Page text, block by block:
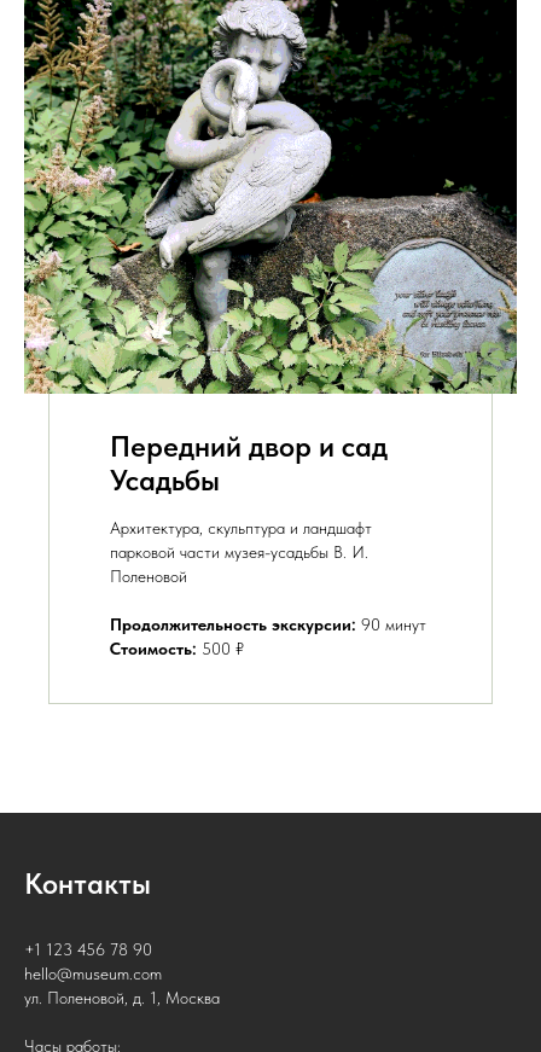
Передний двор и сад
Усадьбы
Архитектура, скульптура и ландшафт
парковой части музея-усадьбы В. И.
Поленовой
Продолжительность экскурсии: 90 минут
Стоимость: 500 ₽
Контакты
+1 123 456 78 90
hello@museum.com
ул. Поленовой, д. 1, Москва
Часы работы: